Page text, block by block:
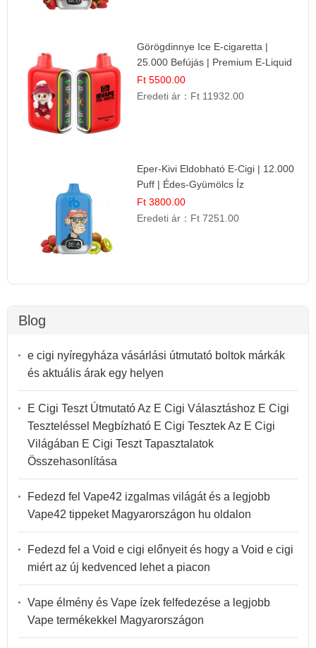
Görögdinnye Ice E-cigaretta |
25.000 Befújás | Premium E-Liquid
Ft 5500.00
Eredeti ár： Ft 11932.00
Eper-Kivi Eldobható E-Cigi | 12.000
Puff | Édes-Gyümölcs Íz
Ft 3800.00
Eredeti ár： Ft 7251.00
Blog
e cigi nyíregyháza vásárlási útmutató boltok márkák
és aktuális árak egy helyen
E Cigi Teszt Útmutató Az E Cigi Választáshoz E Cigi
Teszteléssel Megbízható E Cigi Tesztek Az E Cigi
Világában E Cigi Teszt Tapasztalatok
Összehasonlítása
Fedezd fel Vape42 izgalmas világát és a legjobb
Vape42 tippeket Magyarországon hu oldalon
Fedezd fel a Void e cigi előnyeit és hogy a Void e cigi
miért az új kedvenced lehet a piacon
Vape élmény és Vape ízek felfedezése a legjobb
Vape termékekkel Magyarországon